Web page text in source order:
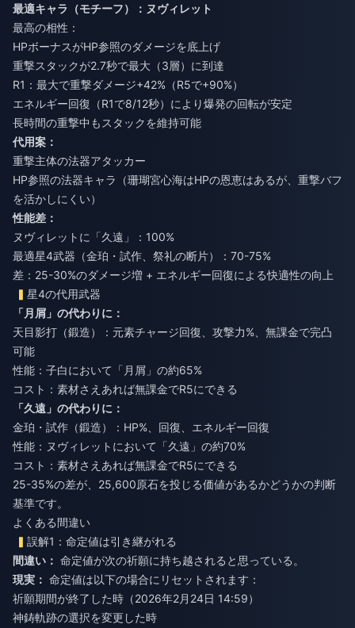
最適キャラ（モチーフ）：ヌヴィレット
最高の相性：
HPボーナスがHP参照のダメージを底上げ
重撃スタックが2.7秒で最大（3層）に到達
R1：最大で重撃ダメージ+42%（R5で+90%）
エネルギー回復（R1で8/12秒）により爆発の回転が安定
長時間の重撃中もスタックを維持可能
代用案：
重撃主体の法器アタッカー
HP参照の法器キャラ（珊瑚宮心海はHPの恩恵はあるが、重撃バフ
を活かしにくい）
性能差：
ヌヴィレットに「久遠」：100%
最適星4武器（金珀・試作、祭礼の断片）：70-75%
差：25-30%のダメージ増 + エネルギー回復による快適性の向上
星4の代用武器
「月屑」の代わりに：
天目影打（鍛造）：元素チャージ回復、攻撃力%、無課金で完凸
可能
性能：子白において「月屑」の約65%
コスト：素材さえあれば無課金でR5にできる
「久遠」の代わりに：
金珀・試作（鍛造）：HP%、回復、エネルギー回復
性能：ヌヴィレットにおいて「久遠」の約70%
コスト：素材さえあれば無課金でR5にできる
25-35%の差が、25,600原石を投じる価値があるかどうかの判断
基準です。
よくある間違い
誤解1：命定値は引き継がれる
間違い： 命定値が次の祈願に持ち越されると思っている。
現実： 命定値は以下の場合にリセットされます：
祈願期間が終了した時（2026年2月24日 14:59）
神鋳軌跡の選択を変更した時